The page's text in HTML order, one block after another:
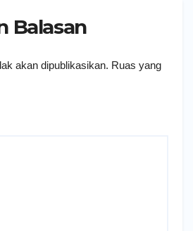
Balasan
akan dipublikasikan. Ruas yang